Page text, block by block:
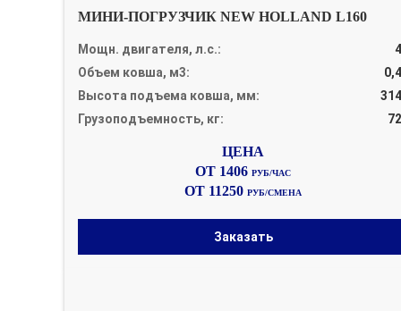
МИНИ-ПОГРУЗЧИК NEW HOLLAND L160
Мощн. двигателя, л.с.:
Объем ковша, м3:
Высота подъема ковша, мм:
Грузоподъемность, кг:
ОТ 1406РУБ/ЧАС
ОТ 11250РУБ/СМЕНА
Заказать